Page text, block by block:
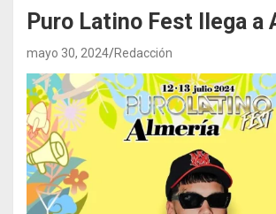
Puro Latino Fest llega a
mayo 30, 2024 Redacción